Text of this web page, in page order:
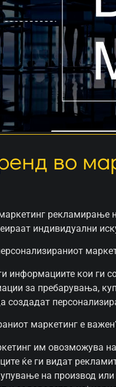
во
рекламирање
индивидуални
информациите кои ги
за пребарувања,
создадат
маркетинг е
им овозможува
ќе ги видат
на производ или